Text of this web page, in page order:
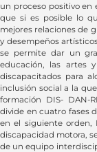
un proceso positivo en
que si es posible lo
mejores relaciones de
y desempeños
se permite dar un
educación, las artes
discapacitados para
inclusión social a la
formación DIS- DAN-
divide en cuatro fases
en el siguiente orden,
discapacidad motora,
de un equipo